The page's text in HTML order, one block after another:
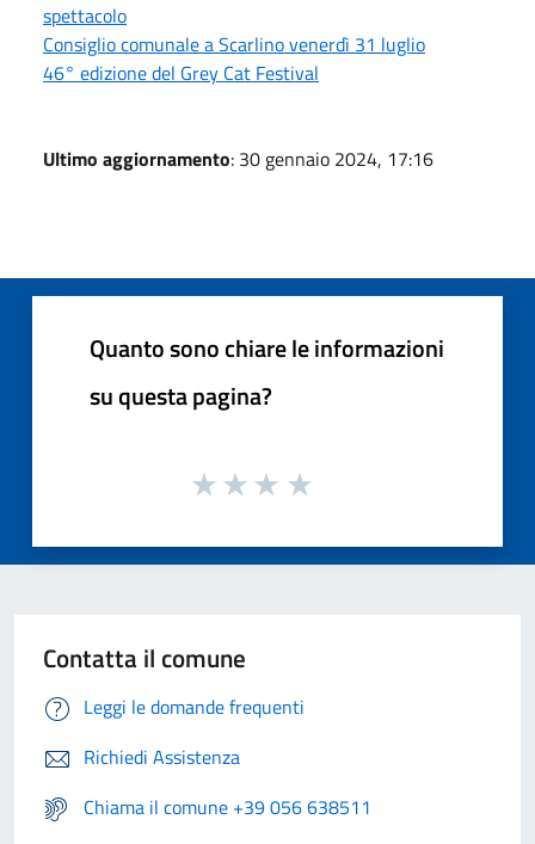
spettacolo
Consiglio comunale a Scarlino venerdì 31 luglio
46° edizione del Grey Cat Festival
Ultimo aggiornamento: 30 gennaio 2024, 17:16
Quanto sono chiare le informazioni
su questa pagina?
Contatta il comune
Leggi le domande frequenti
Richiedi Assistenza
Chiama il comune +39 056 638511